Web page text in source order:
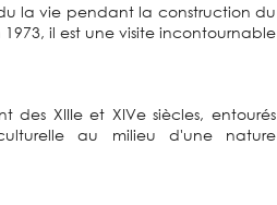
la vie pendant la construction du
il est une visite incontournable
XIIIe et XIVe siècles, entourés
au milieu d'une nature